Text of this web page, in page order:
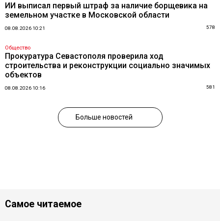
ИИ выписал первый штраф за наличие борщевика на
земельном участке в Московской области
08.08.2026 10:21 578
Общество
Прокуратура Севастополя проверила ход
строительства и реконструкции социально значимых
объектов
08.08.2026 10:16 581
Больше новостей
Самое читаемое